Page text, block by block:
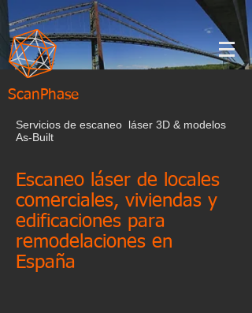
ScanPhase
Servicios de escaneo láser 3D & modelos
As-Built
Escaneo láser de locales
comerciales, viviendas y
edificaciones para
remodelaciones en
España